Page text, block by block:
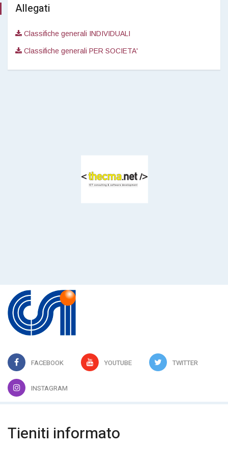
Allegati
Classifiche generali INDIVIDUALI
Classifiche generali PER SOCIETA'
FACEBOOK YOUTUBE TWITTER
INSTAGRAM
Tieniti informato